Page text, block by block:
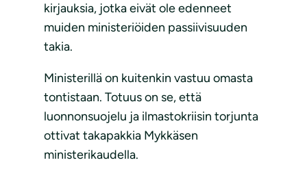
kirjauksia, jotka eivät ole edenneet
muiden ministeriöiden passiivisuuden
takia.
Ministerillä on kuitenkin vastuu omasta
tontistaan. Totuus on se, että
luonnonsuojelu ja ilmastokriisin torjunta
ottivat takapakkia Mykkäsen
ministerikaudella.